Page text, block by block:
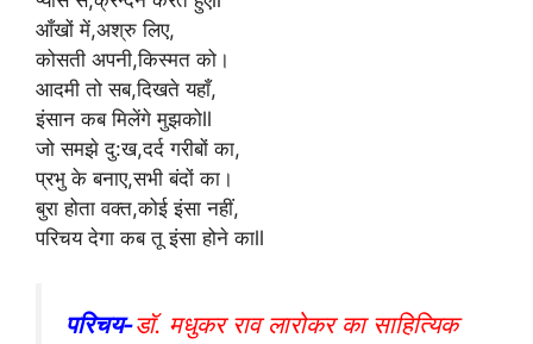
आँखों में,अश्रु लिए,
कोसती अपनी,किस्मत को।
आदमी तो सब,दिखते यहाँ,
इंसान कब मिलेंगे मुझकोll
जो समझे दु:ख,दर्द गरीबों का,
प्रभु के बनाए,सभी बंदों का।
बुरा होता वक्त,कोई इंसा नहीं,
परिचय देगा कब तू इंसा होने काll
परिचय-डाॅ. मधुकर राव लारोकर का साहित्यिक